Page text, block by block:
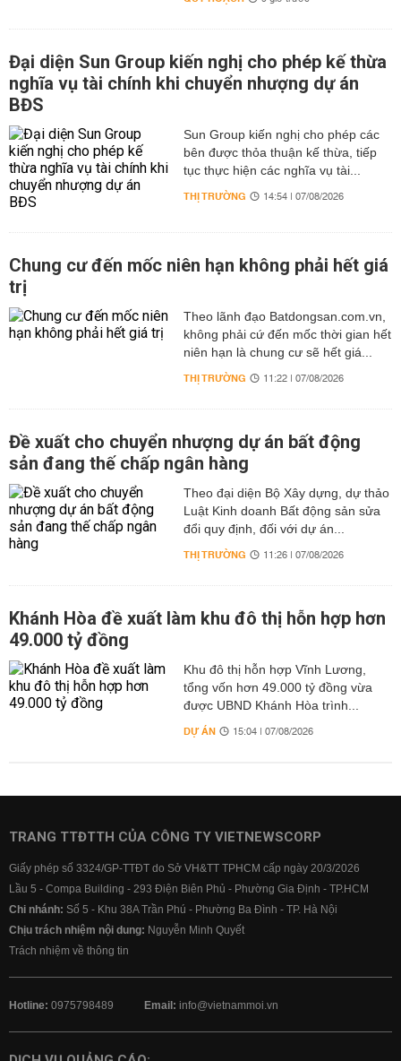
Đại diện Sun Group kiến nghị cho phép kế thừa
nghĩa vụ tài chính khi chuyển nhượng dự án
BĐS
Sun Group kiến nghị cho phép các
bên được thỏa thuận kế thừa, tiếp
tục thực hiện các nghĩa vụ tài...
THỊ TRƯỜNG 14:54 | 07/08/2026
Chung cư đến mốc niên hạn không phải hết giá
trị
Theo lãnh đạo Batdongsan.com.vn,
không phải cứ đến mốc thời gian hết
niên hạn là chung cư sẽ hết giá...
THỊ TRƯỜNG 11:22 | 07/08/2026
Đề xuất cho chuyển nhượng dự án bất động
sản đang thế chấp ngân hàng
Theo đại diện Bộ Xây dựng, dự thảo
Luật Kinh doanh Bất động sản sửa
đổi quy định, đối với dự án...
THỊ TRƯỜNG 11:26 | 07/08/2026
Khánh Hòa đề xuất làm khu đô thị hỗn hợp hơn
49.000 tỷ đồng
Khu đô thị hỗn hợp Vĩnh Lương,
tổng vốn hơn 49.000 tỷ đồng vừa
được UBND Khánh Hòa trình...
DỰ ÁN 15:04 | 07/08/2026
TRANG TTĐTTH CỦA CÔNG TY VIETNEWSCORP
Giấy phép số 3324/GP-TTĐT do Sở VH&TT TPHCM cấp ngày 20/3/2026
Lầu 5 - Compa Building - 293 Điện Biên Phủ - Phường Gia Định - TP.HCM
Chi nhánh: Số 5 - Khu 38A Trần Phú - Phường Ba Đình - TP. Hà Nội
Chịu trách nhiệm nội dung: Nguyễn Minh Quyết
Trách nhiệm về thông tin
Hotline: 0975798489 Email: info@vietnammoi.vn